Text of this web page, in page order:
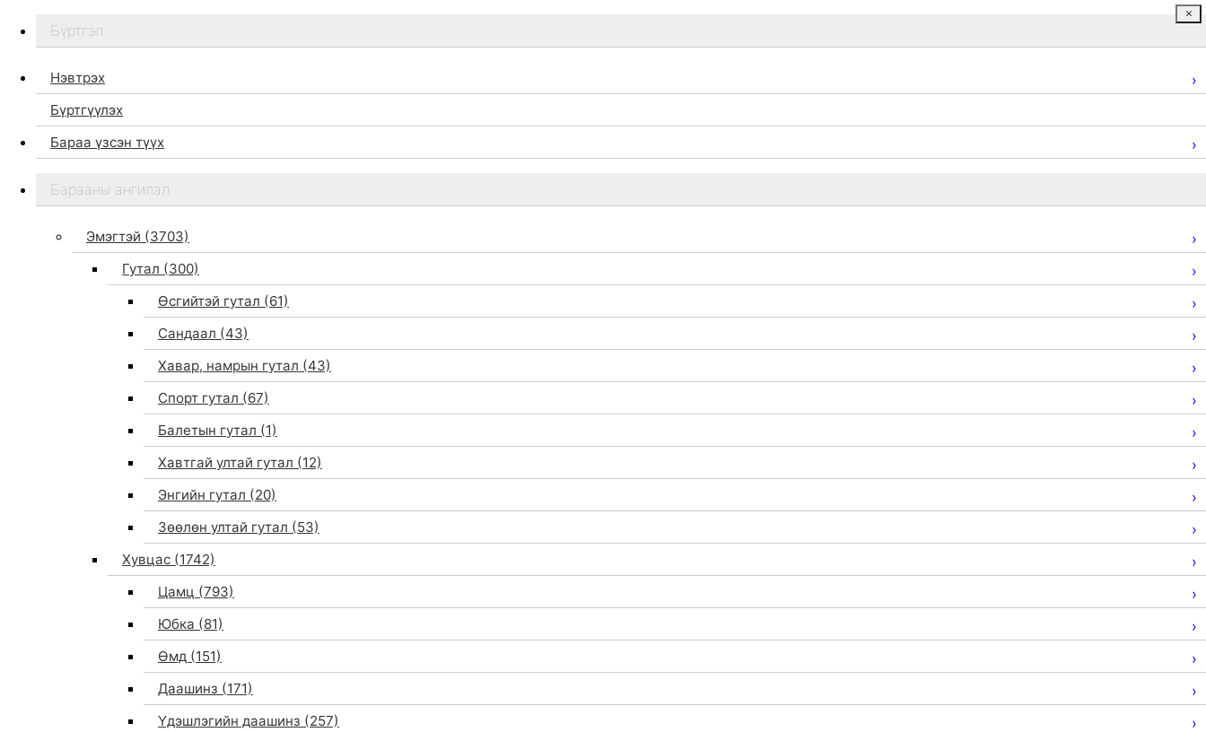
Бидний тухай
Дэлгүүр
Бүртгэл
Нэвтрэх
Бүртгүүлэх
Бараа үзсэн түүх
Барааны ангилал
Эмэгтэй (3703)
Гутал (300)
Өсгийтэй гутал (61)
Сандаал (43)
Хавар, намрын гутал (43)
Спорт гутал (67)
Балетын гутал (1)
Хавтгай ултай гутал (12)
Энгийн гутал (20)
Зөөлөн ултай гутал (53)
Хувцас (1742)
Цамц (793)
Юбка (81)
Өмд (151)
Даашинз (171)
Үдэшлэгийн даашинз (257)